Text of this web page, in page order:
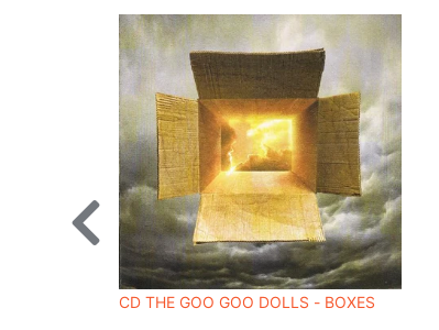
CD THE GOO GOO DOLLS - BOXES